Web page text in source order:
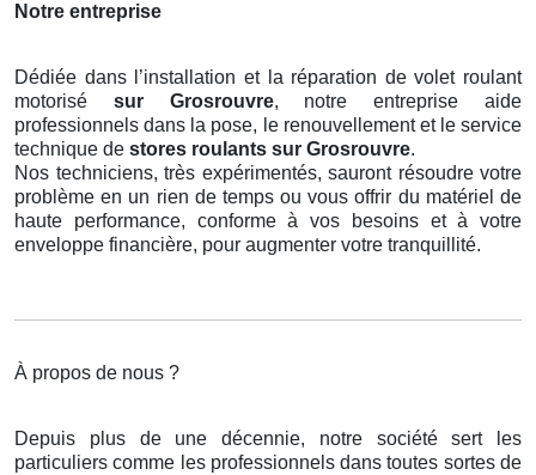
Notre entreprise
Dédiée dans l’installation et la réparation de volet roulant
motorisé sur Grosrouvre, notre entreprise aide
professionnels dans la pose, le renouvellement et le service
technique de stores roulants sur Grosrouvre.
Nos techniciens, très expérimentés, sauront résoudre votre
problème en un rien de temps ou vous offrir du matériel de
haute performance, conforme à vos besoins et à votre
enveloppe financière, pour augmenter votre tranquillité.
À propos de nous ?
Depuis plus de une décennie, notre société sert les
particuliers comme les professionnels dans toutes sortes de